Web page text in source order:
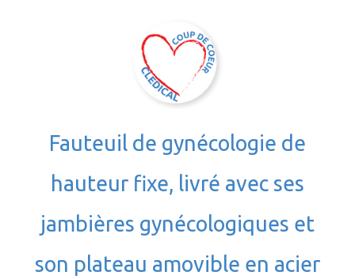
Fauteuil de gynécologie de
hauteur fixe, livré avec ses
jambières gynécologiques et
son plateau amovible en acier